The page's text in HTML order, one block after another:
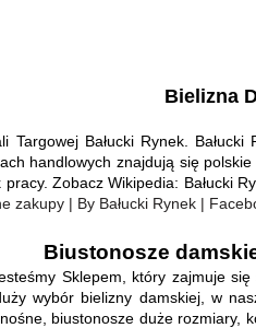
Bielizna
Bałucki Rynek.
handlowych znajdują się
Zobacz Wikipedia: Bałucki
zakupy | By Bałucki Rynek |
Biustonosze
Sklepem, który zajmuje
wybór bielizny damskiej, w
biustonosze duże